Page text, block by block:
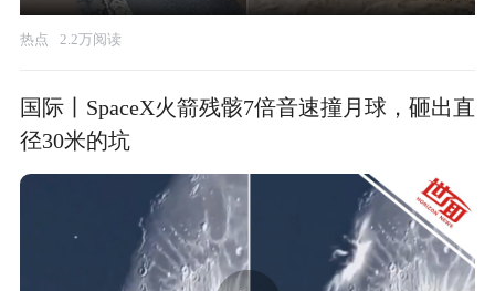
热点 2.2万阅读
国际丨SpaceX火箭残骸7倍音速撞月球，砸出直
径30米的坑